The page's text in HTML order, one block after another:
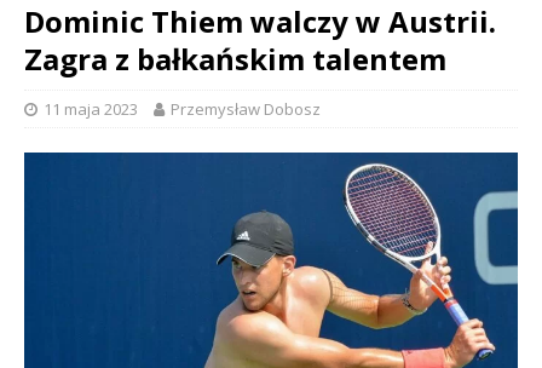
Dominic Thiem walczy w Austrii.
Zagra z bałkańskim talentem
11 maja 2023 Przemysław Dobosz